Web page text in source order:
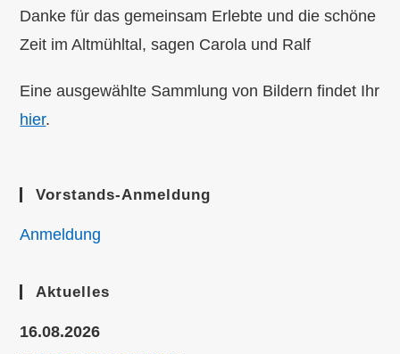
Danke für das gemeinsam Erlebte und die schöne
Zeit im Altmühltal, sagen Carola und Ralf
Eine ausgewählte Sammlung von Bildern findet Ihr
hier.
Vorstands-Anmeldung
Anmeldung
Aktuelles
16.08.2026